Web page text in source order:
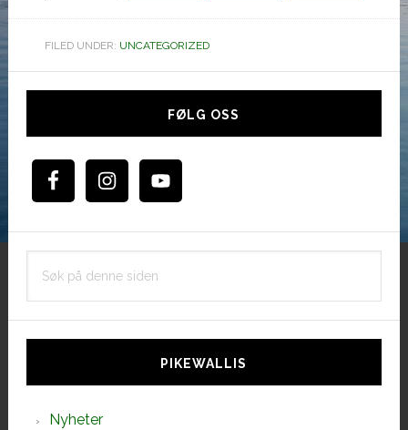
FILED UNDER: UNCATEGORIZED
Hoved
FØLG OSS
PIKEWALLIS
Nyheter